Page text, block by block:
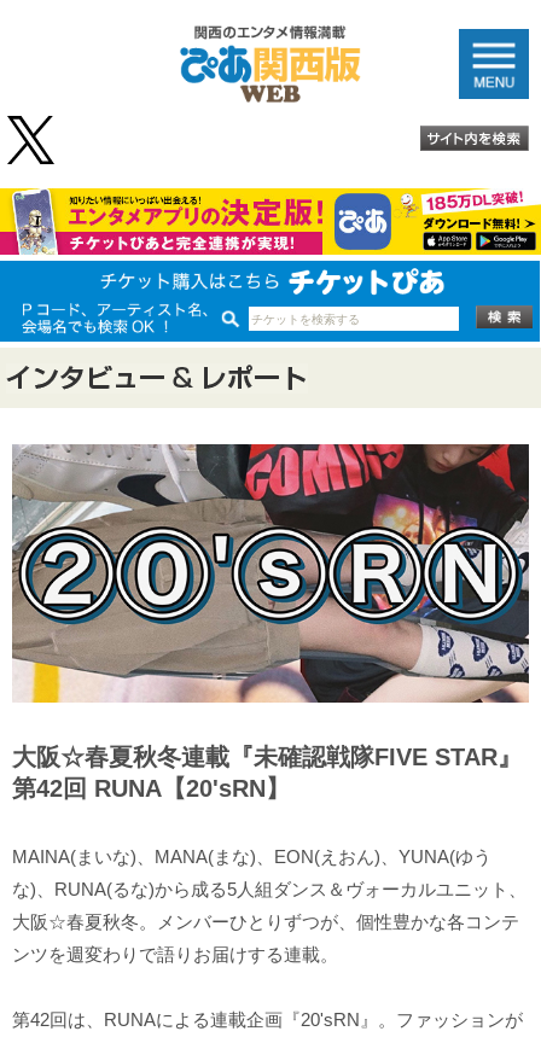
大阪☆春夏秋冬連載『未確認戦隊FIVE STAR』
第42回 RUNA【20'sRN】
MAINA(まいな)、MANA(まな)、EON(えおん)、YUNA(ゆう
な)、RUNA(るな)から成る5人組ダンス＆ヴォーカルユニット、
大阪☆春夏秋冬。メンバーひとりずつが、個性豊かな各コンテ
ンツを週変わりで語りお届けする連載。
第42回は、RUNAによる連載企画『20'sRN』。ファッションが